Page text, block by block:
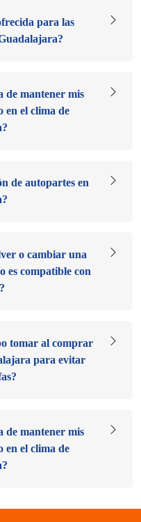
para las
de mantener mis
en el clima de
de autopartes en
o cambiar una
es compatible con
tomar al comprar
para evitar
de mantener mis
en el clima de